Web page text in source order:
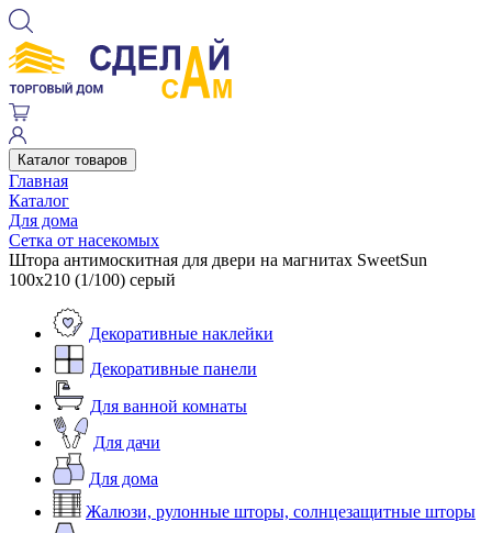
Каталог товаров
Главная
Каталог
Для дома
Сетка от насекомых
Штора антимоскитная для двери на магнитах SweetSun
100х210 (1/100) серый
Декоративные наклейки
Декоративные панели
Для ванной комнаты
Для дачи
Для дома
Жалюзи, рулонные шторы, солнцезащитные шторы